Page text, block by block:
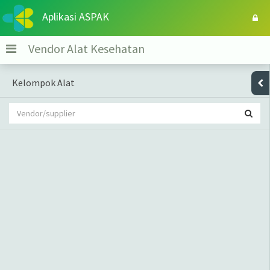
Aplikasi ASPAK
Vendor Alat Kesehatan
Kelompok Alat